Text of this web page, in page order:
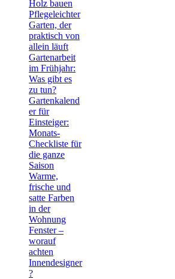
Holz bauen
Pflegeleichter
Garten, der
praktisch von
allein läuft
Gartenarbeit
im Frühjahr:
Was gibt es
zu tun?
Gartenkalend
er für
Einsteiger:
Monats-
Checkliste für
die ganze
Saison
Warme,
frische und
satte Farben
in der
Wohnung
Fenster –
worauf
achten
Innendesigner
?